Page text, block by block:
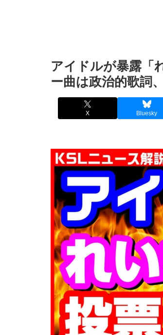
アイドルが暴露「
ー曲は政治的歌詞
X Bluesky